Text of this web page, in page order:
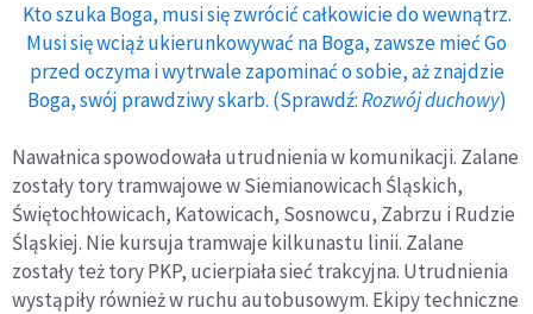
Kto szuka Boga, musi się zwrócić całkowicie do wewnątrz.
Musi się wciąż ukierunkowywać na Boga, zawsze mieć Go
przed oczyma i wytrwale zapominać o sobie, aż znajdzie
Boga, swój prawdziwy skarb. (Sprawdź:Rozwój duchowy)
Nawałnica spowodowała utrudnienia w komunikacji. Zalane
zostały tory tramwajowe w Siemianowicach Śląskich,
Świętochłowicach, Katowicach, Sosnowcu, Zabrzu i Rudzie
Śląskiej. Nie kursuja tramwaje kilkunastu linii. Zalane
zostały też tory PKP, ucierpiała sieć trakcyjna. Utrudnienia
wystąpiły również w ruchu autobusowym. Ekipy techniczne